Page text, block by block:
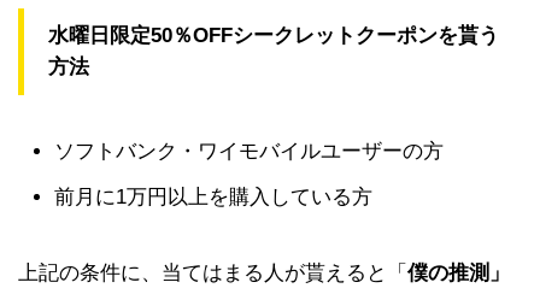
水曜日限定50％OFFシークレットクーポンを貰う
方法
ソフトバンク・ワイモバイルユーザーの方
前月に1万円以上を購入している方
上記の条件に、当てはまる人が貰えると「 僕の推測」